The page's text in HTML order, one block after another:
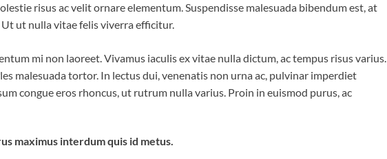
risus ac velit ornare elementum. Suspendisse malesuada bibendum est, at
ut nulla vitae felis viverra efficitur.
mi non laoreet. Vivamus iaculis ex vitae nulla dictum, ac tempus risus varius.
malesuada tortor. In lectus dui, venenatis non urna ac, pulvinar imperdiet
congue eros rhoncus, ut rutrum nulla varius. Proin in euismod purus, ac
maximus interdum quis id metus.